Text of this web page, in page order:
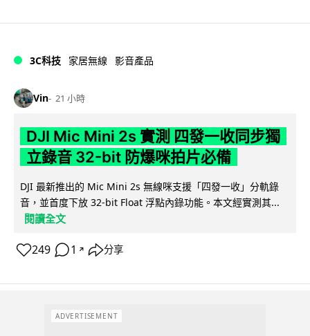
3C科技 家居無線 影音產品
Vin 21 小時
DJI Mic Mini 2s 實測 四發一收同步獨
立錄音 32-bit 防爆咪拍片必備
DJI 最新推出的 Mic Mini 2s 無線咪支援「四發一收」分軌錄
音，並首度下放 32-bit Float 浮點內錄功能。本文經實測其...
閱讀全文
249 1 ↗ 分享
ADVERTISEMENT